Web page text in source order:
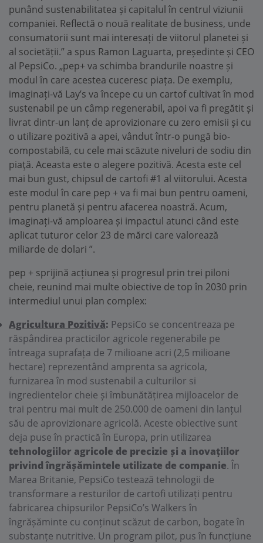
punând sustenabilitatea și capitalul în centrul viziunii
companiei. Reflectă o nouă realitate de business, unde
consumatorii sunt mai interesați de viitorul planetei și
al societății.” a spus Ramon Laguarta, președinte și CEO
al PepsiCo. „pep+ va schimba brandurile noastre și
modul în care acestea cuceresc piața. De exemplu,
imaginați-vă Lay’s va începe cu un cartof cultivat în mod
sustenabil pe un câmp regenerabil, apoi va fi pregătit și
livrat dintr-un lanț de aprovizionare cu zero emisii și cu
o utilizare pozitivă a apei, vândut într-o pungă bio-
compostabilă, cu cele mai scăzute niveluri de sodiu din
piaţă. Aceasta este o alegere pozitivă. Acesta este cel
mai bun gust, chipsul de cartofi #1 al viitorului. Acesta
este modul în care pep + va fi mai bun pentru oameni,
pentru planetă și pentru afacerea noastră. Acum,
imaginați-vă amploarea și impactul atunci când este
aplicat tuturor celor 23 de mărci care valorează
miliarde de dolari ”.
pep + sprijină acțiunea și progresul prin trei piloni
cheie, reunind mai multe obiective de top în 2030 prin
intermediul unui plan complex:
Agricultura Pozitivă: PepsiCo se concentreaza pe
răspândirea practicilor agricole regenerabile pe
întreaga suprafața de 7 milioane acri (2,5 milioane
hectare) reprezentând amprenta sa agricola,
furnizarea în mod sustenabil a culturilor si
ingredientelor cheie și îmbunătățirea mijloacelor de
trai pentru mai mult de 250.000 de oameni din lanțul
său de aprovizionare agricolă. Aceste obiective sunt
deja puse în practică în Europa, prin utilizarea
tehnologiilor agricole de precizie și a inovațiilor
privind îngrășămintele utilizate de companie. În
Marea Britanie, PepsiCo testează tehnologii de
transformare a resturilor de cartofi utilizați pentru
fabricarea chipsurilor PepsiCo’s Walkers în
îngrășăminte cu conținut scăzut de carbon, bogate în
substanțe nutritive. Un program pilot, pus în funcțiune